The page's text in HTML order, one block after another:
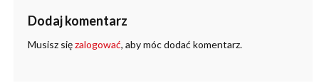
Dodaj komentarz
Musisz sięzalogować, aby móc dodać komentarz.